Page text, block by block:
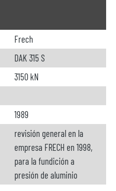
Frech
DAK 315 S
3150 kN
1989
revisión general en la
empresa FRECH en 1998,
para la fundición a
presión de aluminio